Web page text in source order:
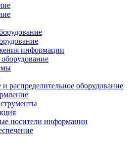
информации
распределительное оборудование
носители информации